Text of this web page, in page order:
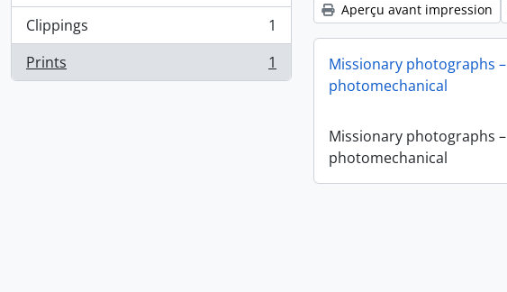
Clippings
, 1 résultats
1
Prints
, 1 résultats 1
Aperçu avant impression
Missionary photographs –
photomechanical
Missionary photographs –
photomechanical